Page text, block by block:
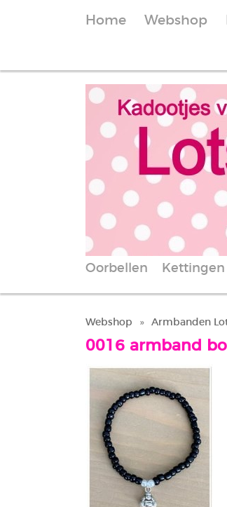
Home Webshop
Oorbellen Kettingen
Webshop » Armbanden
0016 armband